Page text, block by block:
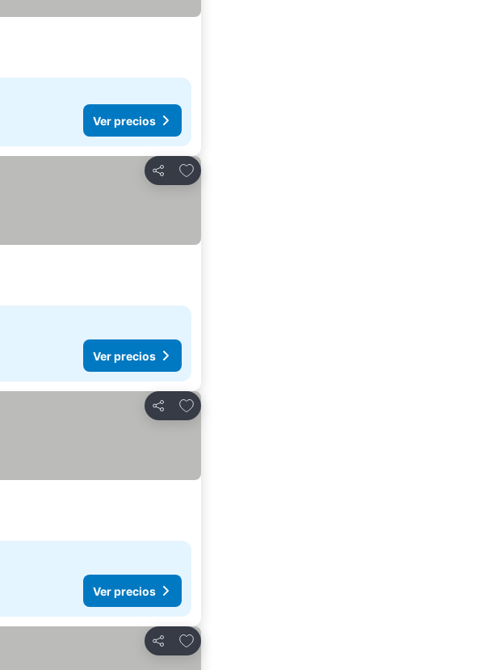
Ver precios
Compartir
Agregar a favoritos
Ver precios
Compartir
Agregar a favoritos
Ver precios
Compartir
Agregar a favoritos